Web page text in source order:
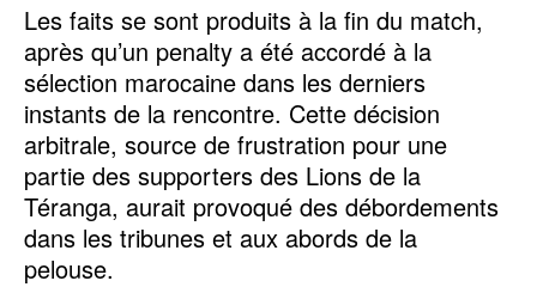
Les faits se sont produits à la fin du match,
après qu’un penalty a été accordé à la
sélection marocaine dans les derniers
instants de la rencontre. Cette décision
arbitrale, source de frustration pour une
partie des supporters des Lions de la
Téranga, aurait provoqué des débordements
dans les tribunes et aux abords de la
pelouse.